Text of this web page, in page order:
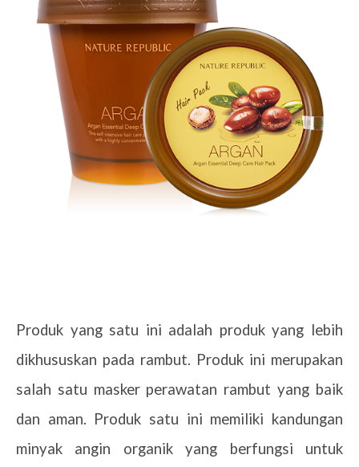
Produk yang satu ini adalah produk yang lebih
dikhususkan pada rambut. Produk ini merupakan
salah satu masker perawatan rambut yang baik
dan aman. Produk satu ini memiliki kandungan
minyak angin organik yang berfungsi untuk